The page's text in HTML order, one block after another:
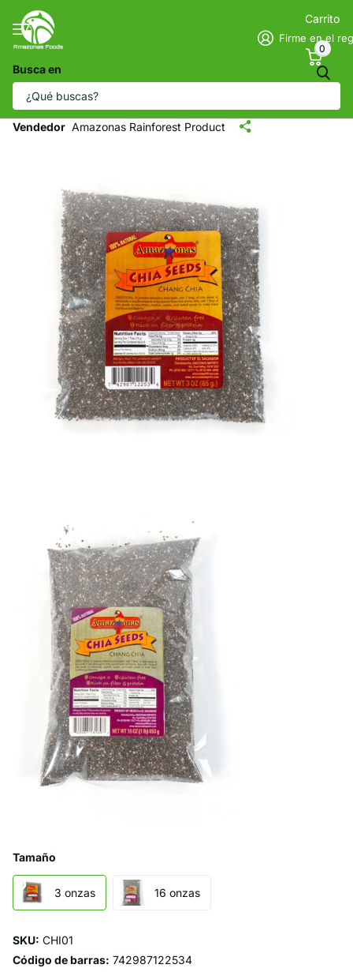
Busca en
Firme en el
Carrito
0
Semillas de chía del Amazonas - Chia-
Chang
Vendedor Amazonas Rainforest Product
Tamaño
3 onzas 16 onzas
SKU: CHI01
Código de barras: 742987122534